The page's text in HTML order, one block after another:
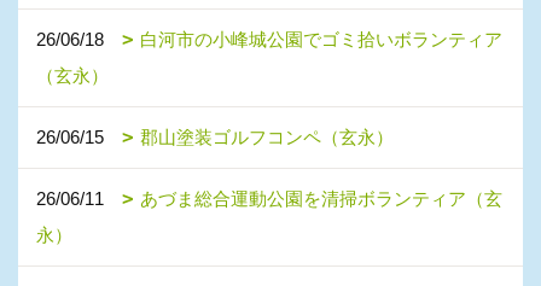
26/06/18
白河市の小峰城公園でゴミ拾いボランティア
（玄永）
26/06/15 郡山塗装ゴルフコンペ（玄永）
26/06/11
あづま総合運動公園を清掃ボランティア（玄
永）